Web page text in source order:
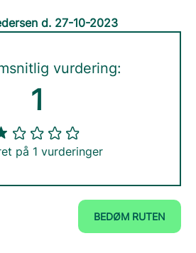
d. 27-10-2023
vurdering:
1
på 1 vurderinger
BEDØM RUTEN